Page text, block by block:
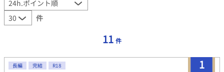
件
11 件
1
長編 完結 R18